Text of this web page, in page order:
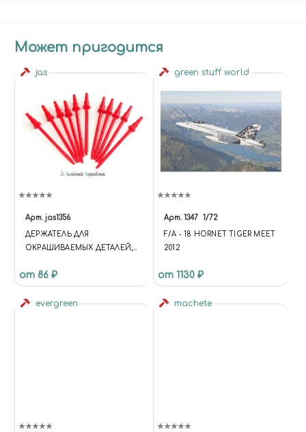
Может пригодится
jas
Арт. jas1356
ДЕРЖАТЕЛЬ ДЛЯ
ОКРАШИВАЕМЫХ ДЕТАЛЕЙ,
ШТ.
от 86 ₽
green stuff world
Арт. 1347 1/72
F/A - 18 HORNET TIGER MEET
2012
от 1130 ₽
evergreen machete